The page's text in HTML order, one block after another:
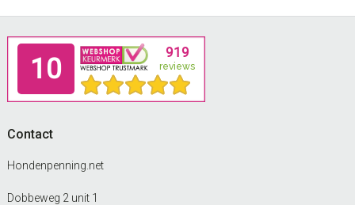
Footer
Contact
Hondenpenning.net
Dobbeweg 2 unit 1